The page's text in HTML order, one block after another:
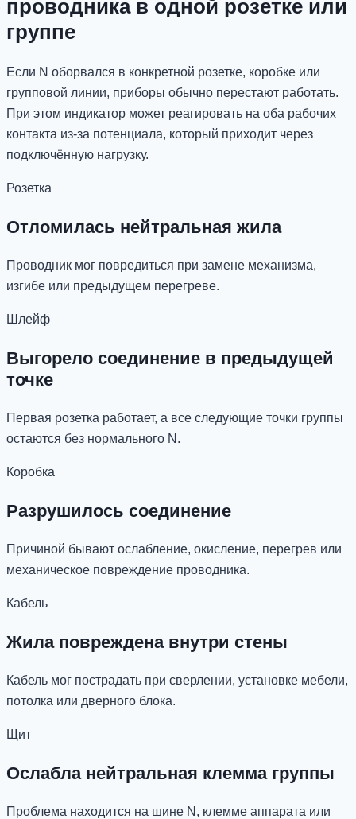
проводника в одной розетке или
группе
Если N оборвался в конкретной розетке, коробке или
групповой линии, приборы обычно перестают работать.
При этом индикатор может реагировать на оба рабочих
контакта из-за потенциала, который приходит через
подключённую нагрузку.
Розетка
Отломилась нейтральная жила
Проводник мог повредиться при замене механизма,
изгибе или предыдущем перегреве.
Шлейф
Выгорело соединение в предыдущей
точке
Первая розетка работает, а все следующие точки группы
остаются без нормального N.
Коробка
Разрушилось соединение
Причиной бывают ослабление, окисление, перегрев или
механическое повреждение проводника.
Кабель
Жила повреждена внутри стены
Кабель мог пострадать при сверлении, установке мебели,
потолка или дверного блока.
Щит
Ослабла нейтральная клемма группы
Проблема находится на шине N, клемме аппарата или